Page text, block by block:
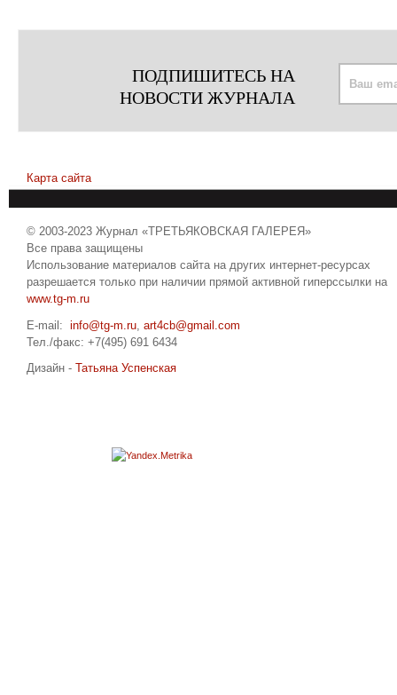
ПОДПИШИТЕСЬ НА
НОВОСТИ ЖУРНАЛА
Карта сайта
© 2003-2023 Журнал «ТРЕТЬЯКОВСКАЯ ГАЛЕРЕЯ»
Все права защищены
Использование материалов сайта на других интернет-ресурсах
разрешается только при наличии прямой активной гиперссылки на
www.tg-m.ru
E-mail: info@tg-m.ru art4cb@gmail.com
Тел./факс: +7(495) 691 6434
Дизайн - Татьяна Успенская